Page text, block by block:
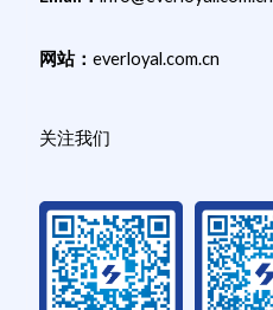
网站：everloyal.com.cn
关注我们